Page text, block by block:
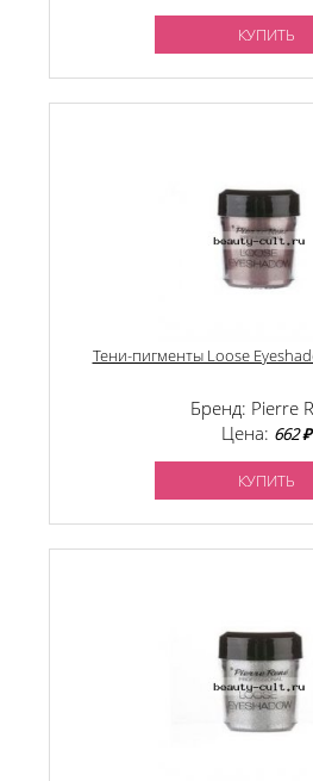
КУПИТЬ
Тени-пигменты Loose
Бренд: Pierre
Цена: 662 ₽
КУПИТЬ